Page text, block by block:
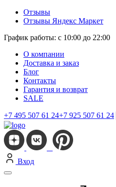
Отзывы
Отзывы Яндекс Маркет
График работы: с 10:00 до 22:00
О компании
Доставка и заказ
Блог
Контакты
Гарантия и возврат
SALE
+7 495 507 61 24+7 925 507 61 24
Вход